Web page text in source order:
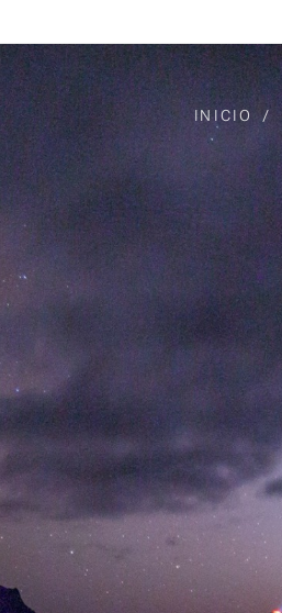
INICIO